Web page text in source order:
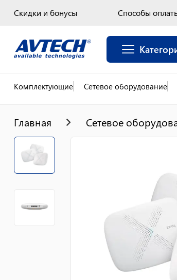
Скидки и бонусы Способы
Комплектующие Сетевое оборудование
Главная Сетевое